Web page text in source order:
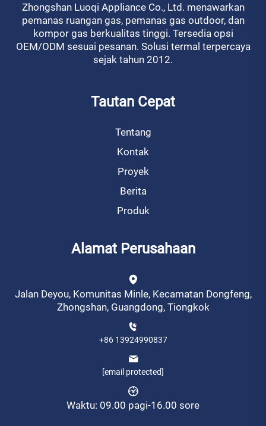
Zhongshan Luoqi Appliance Co., Ltd. menawarkan
pemanas ruangan gas, pemanas gas outdoor, dan
kompor gas berkualitas tinggi. Tersedia opsi
OEM/ODM sesuai pesanan. Solusi termal terpercaya
sejak tahun 2012.
Tautan Cepat
Tentang
Kontak
Proyek
Berita
Produk
Alamat Perusahaan
Jalan Deyou, Komunitas Minle, Kecamatan Dongfeng,
Zhongshan, Guangdong, Tiongkok
+86 13924990837
[email protected]
Waktu: 09.00 pagi-16.00 sore